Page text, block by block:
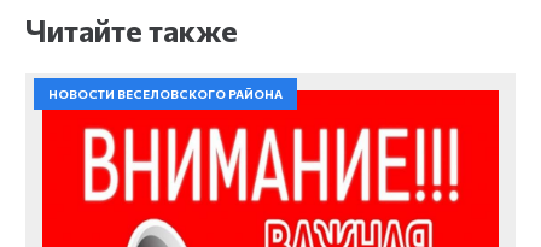
Читайте также
НОВОСТИ ВЕСЕЛОВСКОГО РАЙОНА